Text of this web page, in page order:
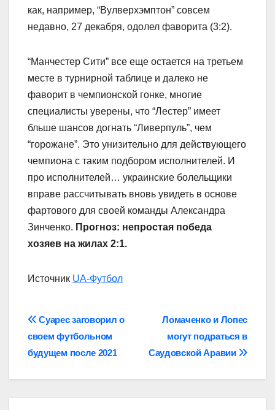
как, например, “Вулверхэмптон” совсем
недавно, 27 декабря, одолел фаворита (3:2).
“Манчестер Сити” все еще остается на третьем
месте в турнирной таблице и далеко не
фаворит в чемпионской гонке, многие
специалисты уверены, что “Лестер” имеет
бльше шансов догнать “Ливерпуль”, чем
“горожане”. Это унизительно для действующего
чемпиона с таким подбором исполнителей. И
про исполнителей… украинские болельщики
вправе рассчитывать вновь увидеть в основе
фартового для своей команды Александра
Зинченко. Прогноз: непростая победа
хозяев на жилах 2:1.
Источник UA-Футбол
Навігація
записів
Ломаченко и Лопес
могут подраться в
Саудовской Аравии
Суарес заговорил о
своем футбольном
будущем после 2021